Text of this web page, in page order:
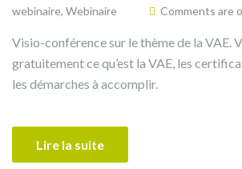
webinaire, Webinaire Comments are
Visio-conférence sur le thème de la VAE.
gratuitement ce qu’est la VAE, les
les démarches à accomplir.
Lire la suite